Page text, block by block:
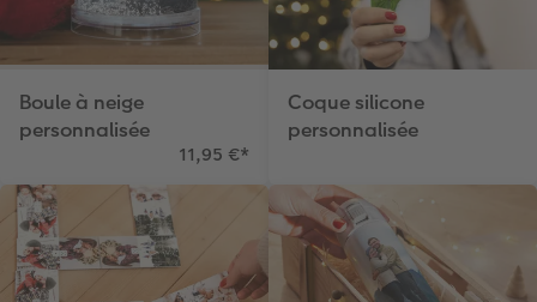
Boule à neige
personnalisée
11,95 €*
Coque silicone
personnalisée